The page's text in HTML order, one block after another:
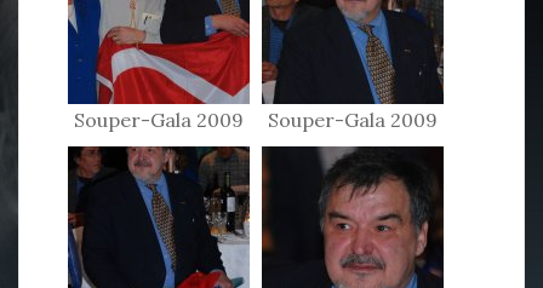
Souper-Gala 2009 Souper-Gala 2009